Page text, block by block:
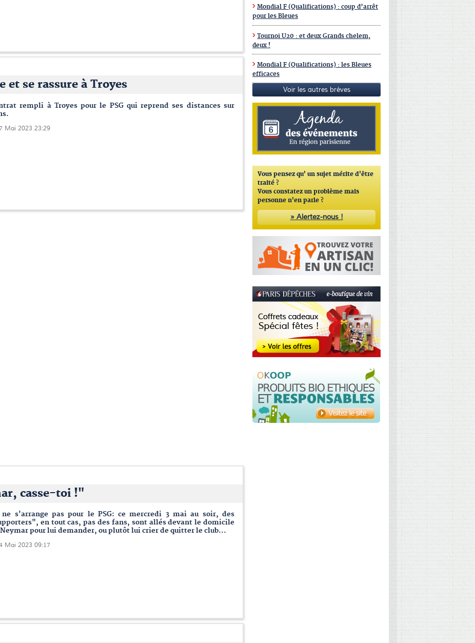
et se rassure à Troyes
rempli à Troyes pour le PSG qui reprend ses distances sur
Mai 2023 23:29
casse-toi !"
ne s'arrange pas pour le PSG: ce mercredi 3 mai au soir, des
en tout cas, pas des fans, sont allés devant le domicile
pour lui demander, ou plutôt lui crier de quitter le club...
Mai 2023 09:17
Mondial F (Qualifications) : coup d’arrêt
pour les Bleues
Tournoi U20 : et deux Grands chelem,
deux !
Mondial F (Qualifications) : les Bleues
efficaces
Voir les autres brèves
Vous pensez qu' un sujet mérite d'être
traité ?
Vous constatez un problème mais
personne n'en parle ?
» Alertez-nous !